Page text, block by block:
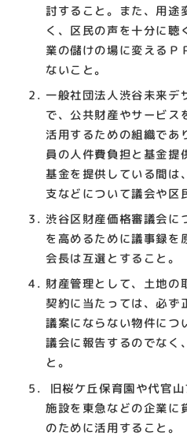
討すること。また、用途
く、区民の声を十分に聴
業の儲けの場に変える
ないこと。
一般社団法人渋谷未来デ
で、公共財産やサービス
活用するための組織であ
員の人件費負担と基金提
基金を提供している間は
支などについて議会や区
渋谷区財産価格審議会に
を高めるために議事録を
会長は互選とすること。
財産管理として、土地の
契約に当たっては、必ず
議案にならない物件につ
議会に報告するのでなく
と。
旧桜ケ丘保育園や代官
施設を東急などの企業に
のために活用すること。